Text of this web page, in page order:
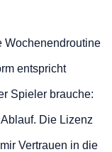
Wochenendroutine
entspricht
Spieler brauche:
Die Lizenz
Vertrauen in die